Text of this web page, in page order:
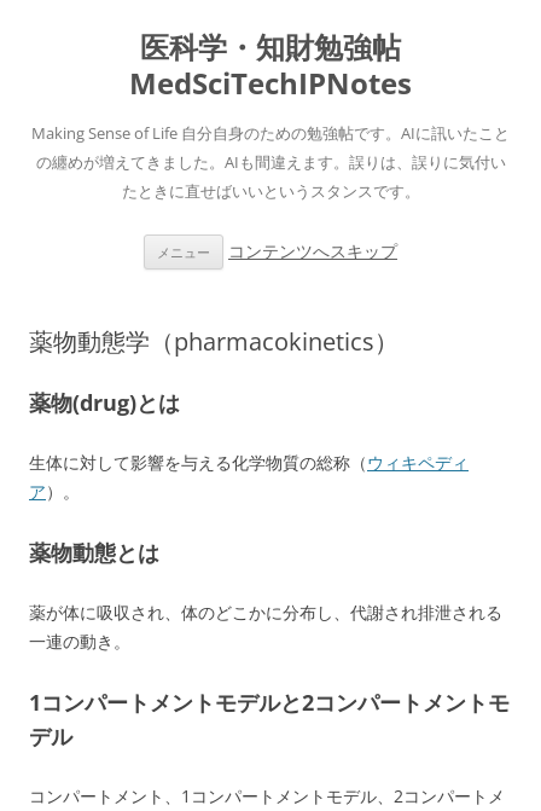
医科学・知財勉強帖
MedSciTechIPNotes
Making Sense of Life 自分自身のための勉強帖です。AIに訊いたこと
の纏めが増えてきました。AIも間違えます。誤りは、誤りに気付い
たときに直せばいいというスタンスです。
メニュー コンテンツへスキップ
薬物動態学（pharmacokinetics）
薬物(drug)とは
生体に対して影響を与える化学物質の総称（ウィキペディ
ア）。
薬物動態とは
薬が体に吸収され、体のどこかに分布し、代謝され排泄される
一連の動き。
1コンパートメントモデルと2コンパートメントモ
デル
コンパートメント、1コンパートメントモデル、2コンパートメ